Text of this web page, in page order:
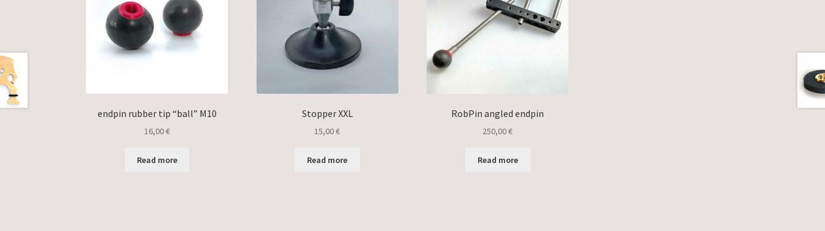
endpin rubber tip “ball” M10
16,00€
Read more
Stopper XXL
15,00€
Read more
RobPin angled endpin
250,00€
Read more